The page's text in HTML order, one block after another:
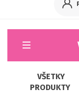
VŠETKY
PRODUKTY